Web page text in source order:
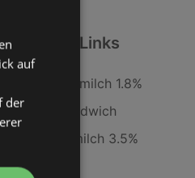
Links
Halbfettmilch 1.8%
Soft Sandwich
Bio Haltbarmilch 3.5%
auf
der